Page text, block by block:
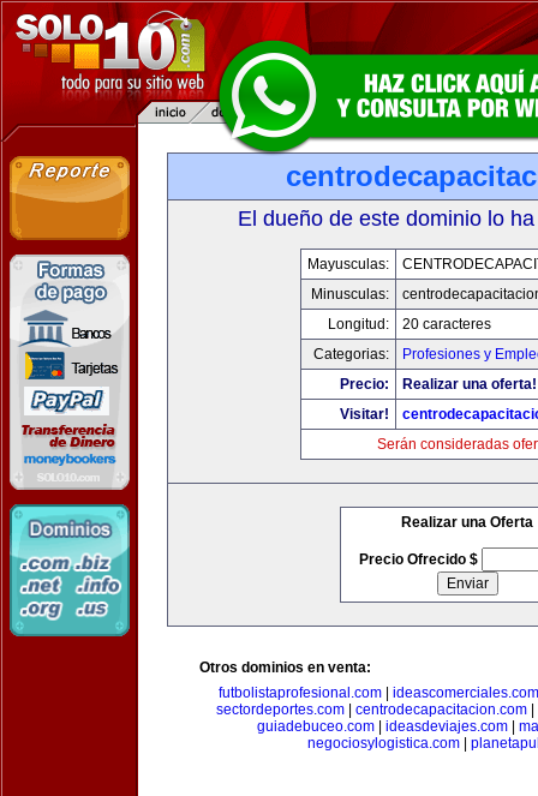
El dueño de este dominio lo
Mayusculas:
Minusculas:
Longitud:
20 caracteres
Categorias:
Profesiones y
Precio:
Realizar una oferta!
Visitar!
Serán consideradas
Realizar una Oferta
Precio Ofrecido $
Otros dominios en venta:
futbolistaprofesional.com
ideascomerciales.com
sectordeportes.com| centrodecapacitacion.com|
guiadebuceo.com
ideasdeviajes.com
negociosylogistica.com